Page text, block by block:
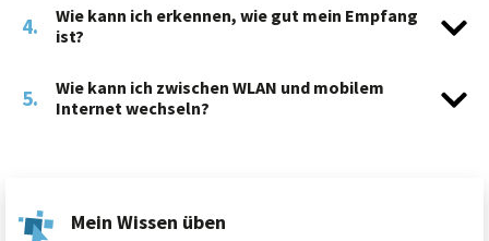
4.
Wie kann ich erkennen, wie gut mein Empfang
ist?
5.
Wie kann ich zwischen WLAN und mobilem
Internet wechseln?
Mein Wissen üben